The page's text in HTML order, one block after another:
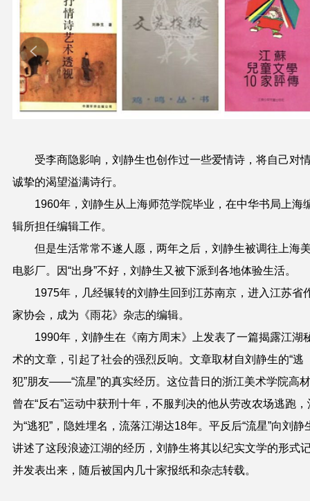
受李商隐影响，刘静生也创作过一些爱情诗，将自己对
诚挚的渴望溢满诗行。
1960年，刘静生从上海师范学院毕业，在中华书局上海
辑所担任编辑工作。
但是生活常常不遂人愿，两年之后，刘静生被调往上海
电影厂。因“出身”不好，刘静生又被下派到各地体验生活。
1975年，几经辗转的刘静生回到江苏南京，进入江苏省
家协会，成为《雨花》杂志的编辑。
1990年，刘静生在《南方周末》上发表了一篇揭露江湖
术的文章，引起了社会的强烈反响。文章取材自刘静生的“逃
犯”朋友——“流星”的真实经历。这位昔日的浙江美术学院高
曾在“反右”运动中获刑十年，不服判决的他从劳改农场逃跑，
为“逃犯”，隐姓埋名，流落江湖达18年。平反后“流星”向刘静
讲述了这段浪迹江湖的经历，刘静生将其以纪实文学的形式
并发表出来，随后被国内几十家报纸和杂志转载。